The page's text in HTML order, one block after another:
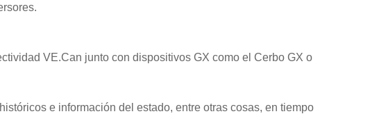
VE.Can junto con dispositivos GX como el Cerbo GX o
e información del estado, entre otras cosas, en tiempo